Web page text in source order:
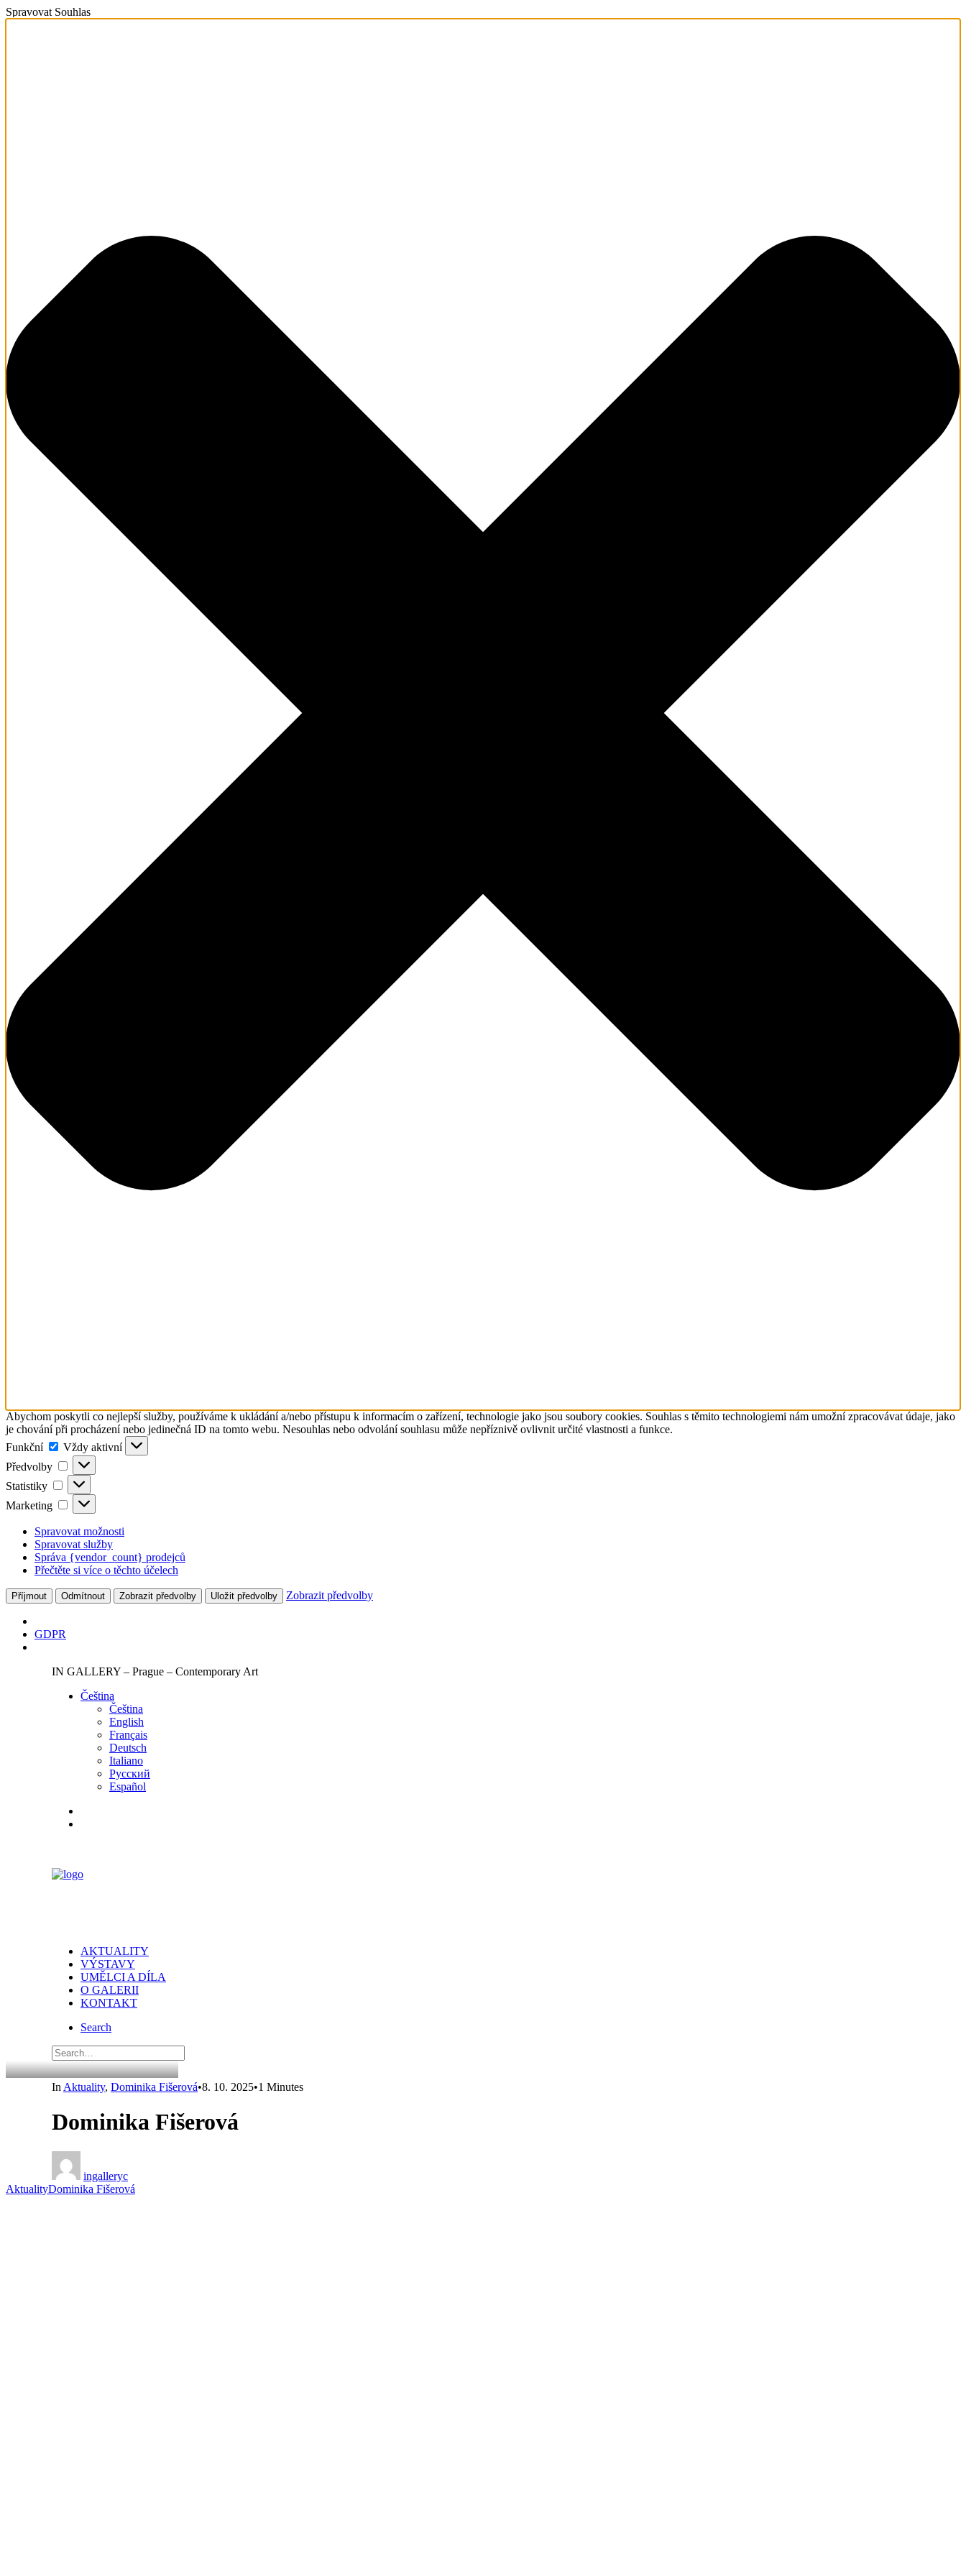
Spravovat Souhlas
Abychom poskytli co nejlepší služby, používáme k ukládání a/nebo přístupu k informacím o zařízení, technologie jako jsou soubory cookies. Souhlas s těmito technologiemi nám umožní zpracovávat údaje, jako
je chování při procházení nebo jedinečná ID na tomto webu. Nesouhlas nebo odvolání souhlasu může nepříznivě ovlivnit určité vlastnosti a funkce.
Funkční
Funkční
Vždy aktivní
Předvolby
Předvolby
Statistiky Statistiky
Marketing Marketing
Spravovat možnosti
Spravovat služby
Správa {vendor_count} prodejců
Přečtěte si více o těchto účelech
Příjmout Odmítnout Zobrazit předvolby Uložit předvolby Zobrazit předvolby
GDPR
IN GALLERY – Prague – Contemporary Art
Čeština‎
Čeština‎
English
Français
Deutsch
Italiano
Русский
Español
AKTUALITY
VÝSTAVY
UMĚLCI A DÍLA
O GALERII
KONTAKT
Search
In Aktuality, Dominika Fišerová•8. 10. 2025•1 Minutes
Dominika Fišerová
ingalleryc
AktualityDominika Fišerová